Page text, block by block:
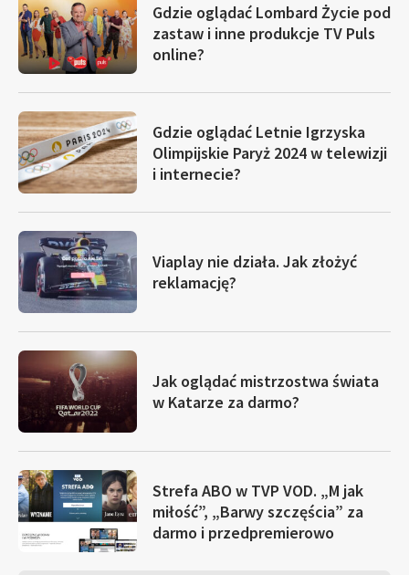
Gdzie oglądać Lombard Życie pod
zastaw i inne produkcje TV Puls
online?
Gdzie oglądać Letnie Igrzyska
Olimpijskie Paryż 2024 w telewizji
i internecie?
Viaplay nie działa. Jak złożyć
reklamację?
Jak oglądać mistrzostwa świata
w Katarze za darmo?
Strefa ABO w TVP VOD. „M jak
miłość”, „Barwy szczęścia” za
darmo i przedpremierowo